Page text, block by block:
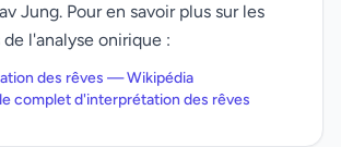
Jung. Pour en savoir plus sur les
l'analyse onirique :
des rêves — Wikipédia
complet d'interprétation des rêves